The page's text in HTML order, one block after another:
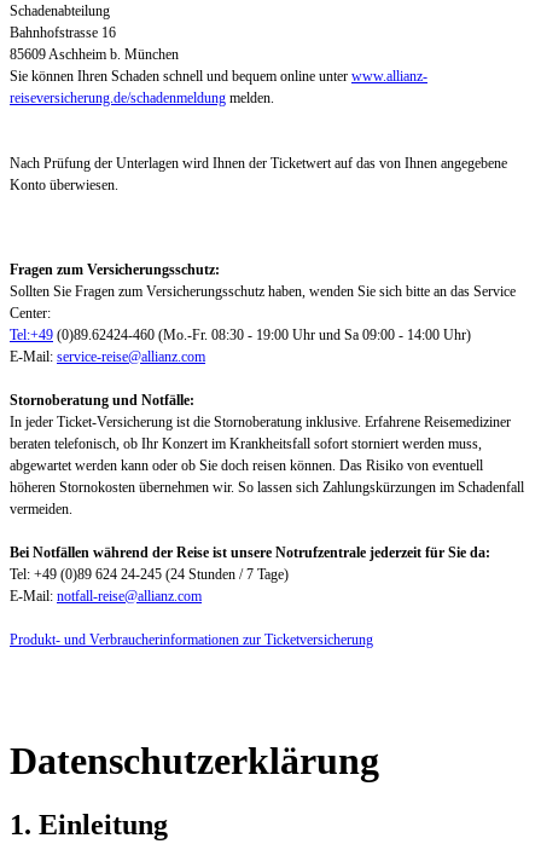
Schadenabteilung
Bahnhofstrasse 16
85609 Aschheim b. München
Sie können Ihren Schaden schnell und bequem online unter www.allianz-
reiseversicherung.de/schadenmeldung melden.
Nach Prüfung der Unterlagen wird Ihnen der Ticketwert auf das von Ihnen angegebene
Konto überwiesen.
Fragen zum Versicherungsschutz:
Sollten Sie Fragen zum Versicherungsschutz haben, wenden Sie sich bitte an das Service
Center:
Tel:+49 (0)89.62424-460 (Mo.-Fr. 08:30 - 19:00 Uhr und Sa 09:00 - 14:00 Uhr)
E-Mail: service-reise@allianz.com
Stornoberatung und Notfälle:
In jeder Ticket-Versicherung ist die Stornoberatung inklusive. Erfahrene Reisemediziner
beraten telefonisch, ob Ihr Konzert im Krankheitsfall sofort storniert werden muss,
abgewartet werden kann oder ob Sie doch reisen können. Das Risiko von eventuell
höheren Stornokosten übernehmen wir. So lassen sich Zahlungskürzungen im Schadenfall
vermeiden.
Bei Notfällen während der Reise ist unsere Notrufzentrale jederzeit für Sie da:
Tel: +49 (0)89 624 24-245 (24 Stunden / 7 Tage)
E-Mail: notfall-reise@allianz.com
Produkt- und Verbraucherinformationen zur Ticketversicherung
Datenschutzerklärung
1. Einleitung